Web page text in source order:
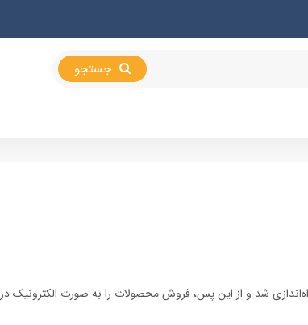
شد و از این پس، فروش محصولات را به صورت الکترونیک در